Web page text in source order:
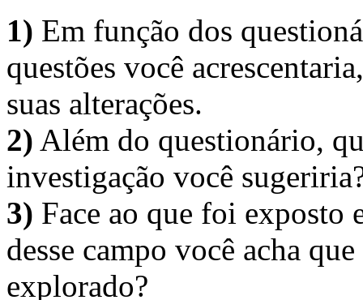
1) Em função dos
questões você
suas alterações.
2) Além do questionário,
investigação você
3) Face ao que foi exposto
desse campo você acha
explorado?